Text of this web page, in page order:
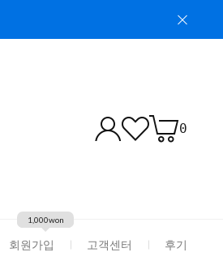
0
회원가입
1,000won
고객센터 후기